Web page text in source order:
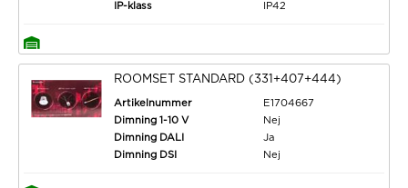
IP-klass
IP42
ROOMSET STANDARD (331+407+444)
Artikelnummer
E1704667
Dimning 1-10 V
Nej
Dimning DALI
Ja
Dimning DSI
Nej